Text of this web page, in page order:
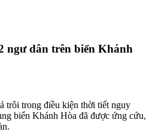
ngư dân trên biển Khánh
trôi trong điều kiện thời tiết nguy
biển Khánh Hòa đã được ứng cứu,